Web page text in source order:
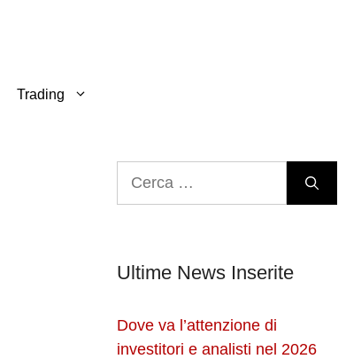
Trading
Ultime News Inserite
Dove va l’attenzione di
investitori e analisti nel 2026